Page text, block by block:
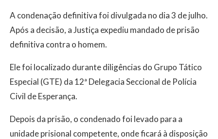
A condenação definitiva foi divulgada no dia 3 de julho.
Após a decisão, a Justiça expediu mandado de prisão
definitiva contra o homem.
Ele foi localizado durante diligências do Grupo Tático
Especial (GTE) da 12ª Delegacia Seccional de Polícia
Civil de Esperança.
Depois da prisão, o condenado foi levado para a
unidade prisional competente, onde ficará à disposição